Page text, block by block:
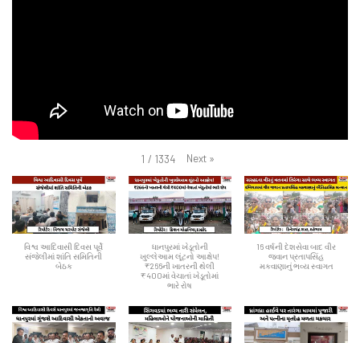
1 / 1334 Next »
વિશ્વ આદિવાસી દિવસ પૂર્વે
સંજેલીમાં શાંતિ સમિતિની
બેઠક
ધાનપુરમાં ખેડૂતોની
ખુલ્લેઆમ લૂંટનો આક્ષેપ!
₹266ની ખાતરની થેલી
₹400માં વેચાતાં ખેડૂતોમાં
ભારે રોષ
16 વર્ષની દેશસેવા બાદ વીર
જવાન પ્રતાપસિંહ
મકવાણાનું ભવ્ય સ્વાગત